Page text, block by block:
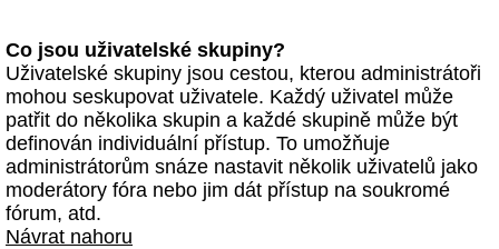
Co jsou uživatelské skupiny?
Uživatelské skupiny jsou cestou, kterou administrátoři
mohou seskupovat uživatele. Každý uživatel může
patřit do několika skupin a každé skupině může být
definován individuální přístup. To umožňuje
administrátorům snáze nastavit několik uživatelů jako
moderátory fóra nebo jim dát přístup na soukromé
fórum, atd.
Návrat nahoru